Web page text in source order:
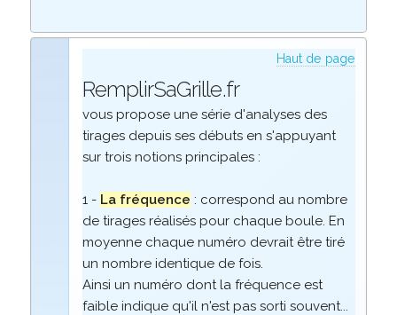
Haut de page
RemplirSaGrille.fr
vous propose une série d'analyses des
tirages depuis ses débuts en s'appuyant
sur trois notions principales :
1 - La fréquence : correspond au nombre
de tirages réalisés pour chaque boule. En
moyenne chaque numéro devrait être tiré
un nombre identique de fois.
Ainsi un numéro dont la fréquence est
faible indique qu'il n'est pas sorti souvent...